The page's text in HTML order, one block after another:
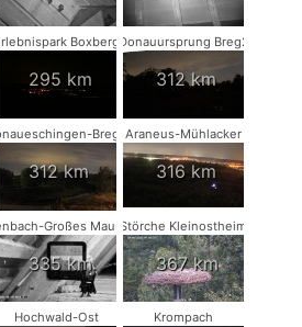
#1 Boxberg
295 km
Donauursprung Breg2
312 km
Breg2
312 km
Araneus-Mühlacker
316 km
#2 Großes Mausohr
335 km
Störche Kleinostheim
367 km
Hochwald-Ost Krompach